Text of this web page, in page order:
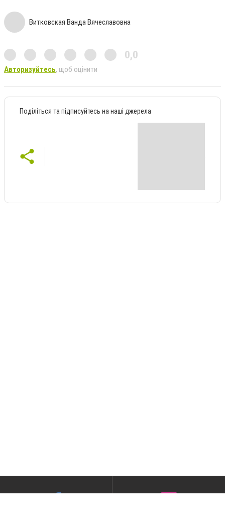
Витковская Ванда Вячеславовна
0,0
Авторизуйтесь, щоб оцінити
Поділіться та підписуйтесь на наші джерела